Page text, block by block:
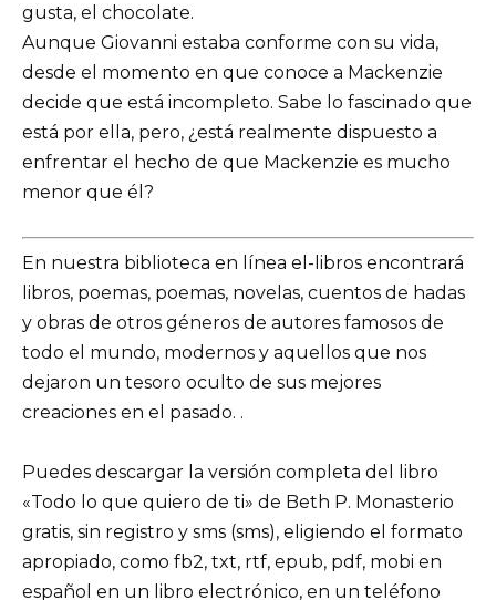
gusta, el chocolate.
Aunque Giovanni estaba conforme con su vida,
desde el momento en que conoce a Mackenzie
decide que está incompleto. Sabe lo fascinado que
está por ella, pero, ¿está realmente dispuesto a
enfrentar el hecho de que Mackenzie es mucho
menor que él?
En nuestra biblioteca en línea el-libros encontrará
libros, poemas, poemas, novelas, cuentos de hadas
y obras de otros géneros de autores famosos de
todo el mundo, modernos y aquellos que nos
dejaron un tesoro oculto de sus mejores
creaciones en el pasado. .
Puedes descargar la versión completa del libro
«Todo lo que quiero de ti» de Beth P. Monasterio
gratis, sin registro y sms (sms), eligiendo el formato
apropiado, como fb2, txt, rtf, epub, pdf, mobi en
español en un libro electrónico, en un teléfono